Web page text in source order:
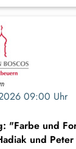
09:00 Uhr
"Farbe und
und